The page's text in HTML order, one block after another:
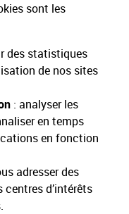
sont les
des statistiques
de nos sites
: analyser les
en temps
en fonction
adresser des
d’intérêts